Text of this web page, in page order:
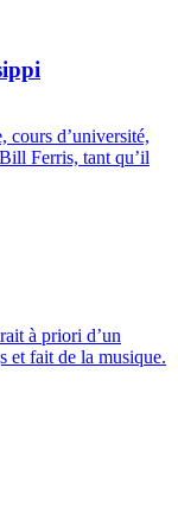
cours d’université,
Ferris, tant qu’il
à priori d’un
et fait de la musique.